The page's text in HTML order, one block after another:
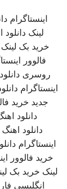
اینستاگرام
لینک
خرید بک لینک
فالوور
روسری
اینستاگرام
جدید خرید
دانلود
دانلود
اینستاگرام
خرید فالوور
لینک خرید بک
انگلیسی